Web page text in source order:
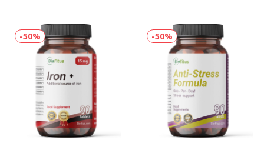
-50% -50%